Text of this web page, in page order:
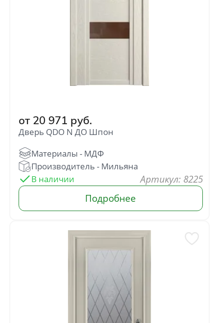
от 20 971 руб.
Дверь QDO N ДО Шпон
: 8225